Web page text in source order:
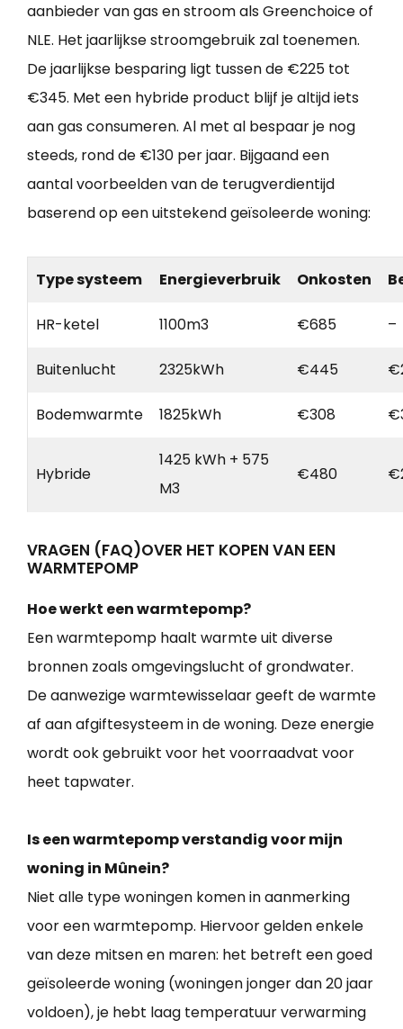
aanbieder van gas en stroom als Greenchoice of
NLE. Het jaarlijkse stroomgebruik zal toenemen.
De jaarlijkse besparing ligt tussen de €225 tot
€345. Met een hybride product blijf je altijd iets
aan gas consumeren. Al met al bespaar je nog
steeds, rond de €130 per jaar. Bijgaand een
aantal voorbeelden van de terugverdientijd
baserend op een uitstekend geïsoleerde woning:
Type systeem Energieverbruik Onkosten
HR-ketel 1100m3 €685 –
Buitenlucht 2325kWh €445
Bodemwarmte 1825kWh €308
Hybride
1425 kWh + 575
M3
€480
VRAGEN (FAQ)OVER HET KOPEN VAN EEN
WARMTEPOMP
Hoe werkt een warmtepomp?
Een warmtepomp haalt warmte uit diverse
bronnen zoals omgevingslucht of grondwater.
De aanwezige warmtewisselaar geeft de warmte
af aan afgiftesysteem in de woning. Deze energie
wordt ook gebruikt voor het voorraadvat voor
heet tapwater.
Is een warmtepomp verstandig voor mijn
woning in Mûnein?
Niet alle type woningen komen in aanmerking
voor een warmtepomp. Hiervoor gelden enkele
van deze mitsen en maren: het betreft een goed
geïsoleerde woning (woningen jonger dan 20 jaar
voldoen), je hebt laag temperatuur verwarming